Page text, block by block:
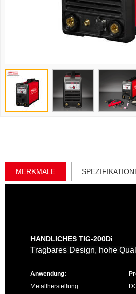
MERKMALE
HANDLICHES TIG-200Di
Tragbares Design, hohe
Anwendung:
Metallherstellung